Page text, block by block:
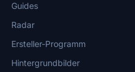
Guides
Radar
Ersteller-Programm
Hintergrundbilder